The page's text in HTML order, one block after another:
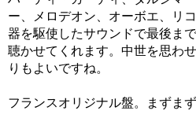
ー、メロデオン、オーボエ、リ
器を駆使したサウンドで最後ま
聴かせてくれます。中世を思わ
りもよいですね。
フランスオリジナル盤。まずまず